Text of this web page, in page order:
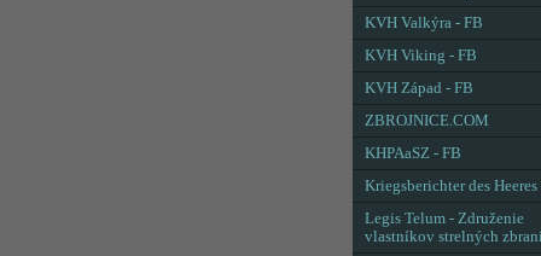
KVH Valkýra - FB
KVH Viking - FB
KVH Západ - FB
ZBROJNICE.COM
KHPAaSZ - FB
Kriegsberichter des Heeres
Legis Telum - Združenie
vlastníkov strelných